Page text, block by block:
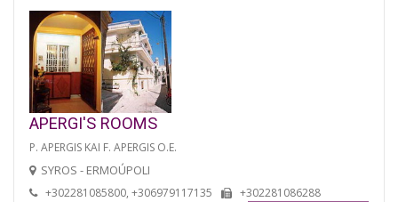
APERGI'S ROOMS
P. APERGIS KAI F. APERGIS O.E.
SYROS - ERMOÚPOLI
+302281085800, +306979117135 +302281086288